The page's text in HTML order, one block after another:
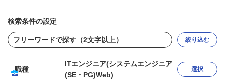
検索条件の設定
絞り込む
職種
ITエンジニア(システムエンジニア
(SE・PG)Web)
選択